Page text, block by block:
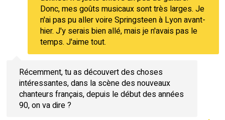
Donc, mes goûts musicaux sont très larges. Je
n'ai pas pu aller voire Springsteen à Lyon avant-
hier. J'y serais bien allé, mais je n'avais pas le
temps. J'aime tout.
Récemment, tu as découvert des choses
intéressantes, dans la scène des nouveaux
chanteurs français, depuis le début des années
90, on va dire ?